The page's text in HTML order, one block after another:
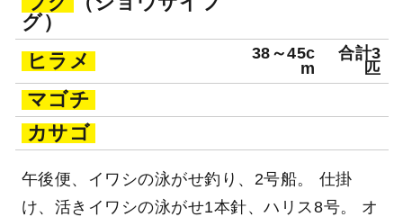
グ）
ヒラメ
38～45c
m
合計3
匹
マゴチ
カサゴ
午後便、イワシの泳がせ釣り、2号船。 仕掛
け、活きイワシの泳がせ1本針、ハリス8号。 オ